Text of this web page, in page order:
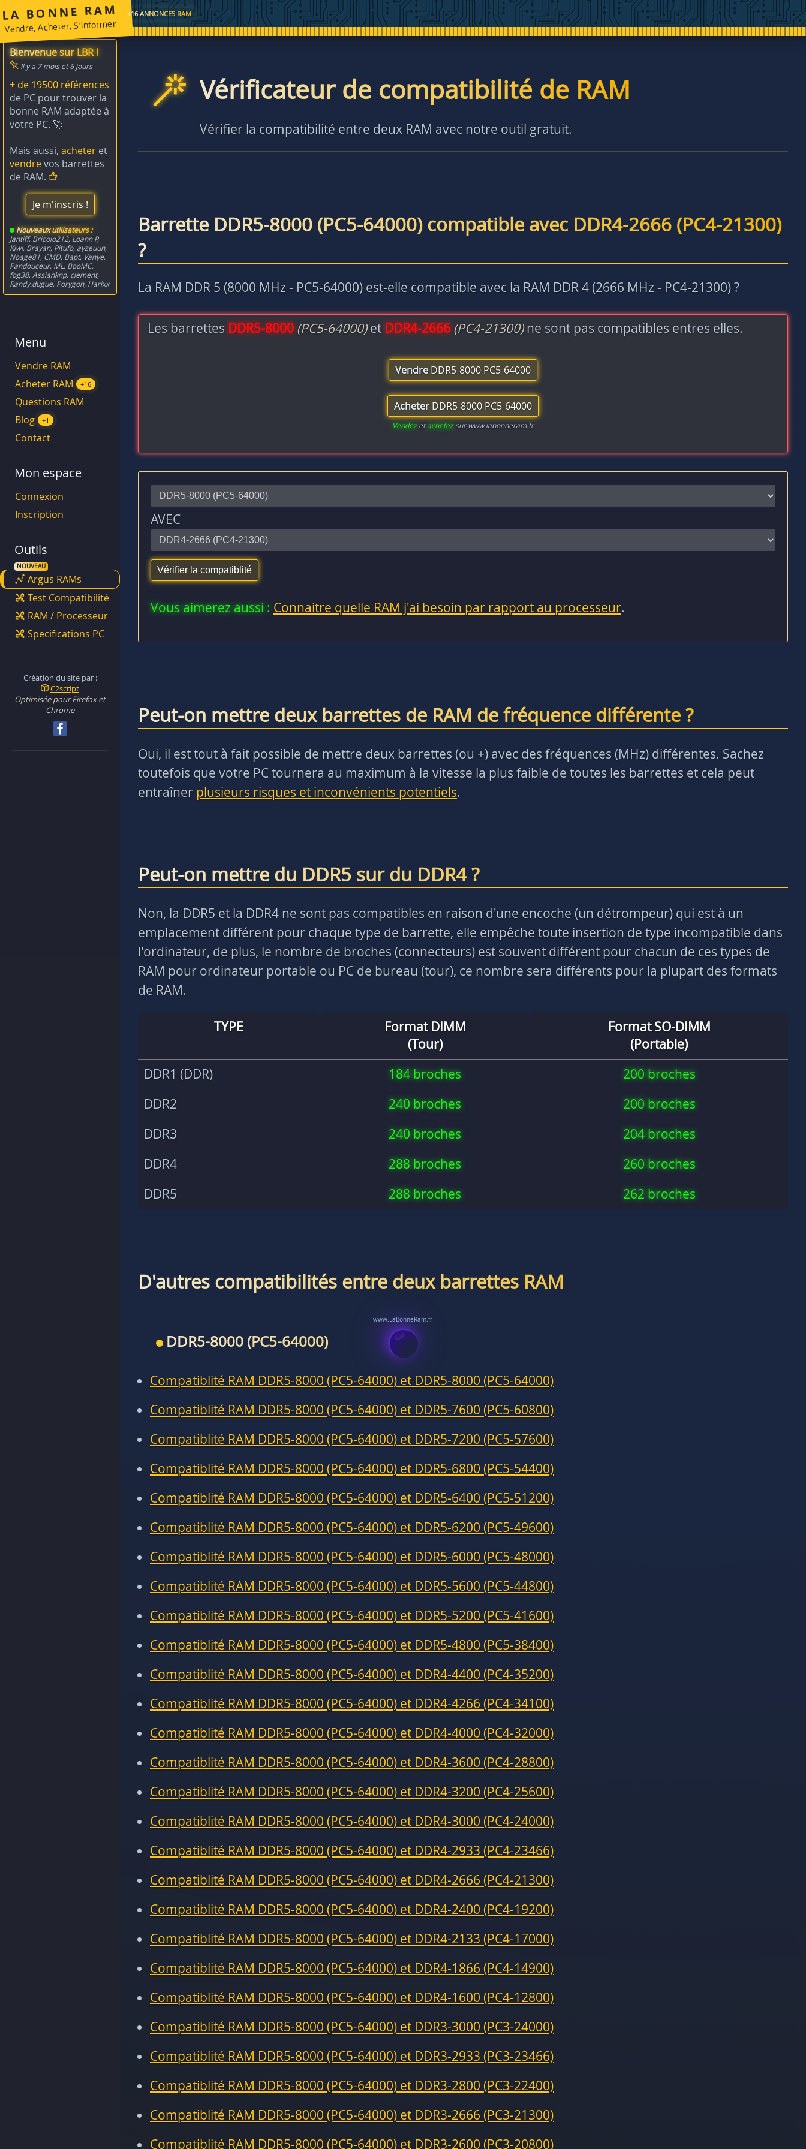
LA BONNE RAM
Vendre, Acheter, S'informer
+16 ANNONCES RAM
Vérificateur de compatibilité de RAM
Vérifier la compatibilité entre deux RAM avec notre outil gratuit.
Barrette DDR5-8000 (PC5-64000) compatible avec DDR4-2666 (PC4-21300)
?
La RAM DDR 5 (8000 MHz - PC5-64000) est-elle compatible avec la RAM DDR 4 (2666 MHz - PC4-21300) ?
Les barrettes DDR5-8000 (PC5-64000)et DDR4-2666 (PC4-21300)ne sont pas compatibles entres elles.
Vendre DDR5-8000 PC5-64000
Acheter DDR5-8000 PC5-64000
Vendezetachetezsur www.labonneram.fr
AVEC
Vous aimerez aussi : Connaitre quelle RAM j'ai besoin par rapport au processeur.
Peut-on mettre deux barrettes de RAM de fréquence différente ?
Oui, il est tout à fait possible de mettre deux barrettes (ou +) avec des fréquences (MHz) différentes. Sachez
toutefois que votre PC tournera au maximum à la vitesse la plus faible de toutes les barrettes et cela peut
entraîner plusieurs risques et inconvénients potentiels.
Peut-on mettre du DDR5 sur du DDR4 ?
Non, la DDR5 et la DDR4 ne sont pas compatibles en raison d'une encoche (un détrompeur) qui est à un
emplacement différent pour chaque type de barrette, elle empêche toute insertion de type incompatible dans
l'ordinateur, de plus, le nombre de broches (connecteurs) est souvent différent pour chacun de ces types de
RAM pour ordinateur portable ou PC de bureau (tour), ce nombre sera différents pour la plupart des formats
de RAM.
TYPE
Format DIMM
(Tour)
Format SO-DIMM
(Portable)
DDR1 (DDR)
184 broches
200 broches
DDR2
240 broches
200 broches
DDR3
240 broches
204 broches
DDR4
288 broches
260 broches
DDR5
288 broches 262 broches
D'autres compatibilités entre deux barrettes RAM
DDR5-8000 (PC5-64000)
Compatiblité RAM DDR5-8000 (PC5-64000) et DDR5-8000 (PC5-64000)
Compatiblité RAM DDR5-8000 (PC5-64000) et DDR5-7600 (PC5-60800)
Compatiblité RAM DDR5-8000 (PC5-64000) et DDR5-7200 (PC5-57600)
Compatiblité RAM DDR5-8000 (PC5-64000) et DDR5-6800 (PC5-54400)
Compatiblité RAM DDR5-8000 (PC5-64000) et DDR5-6400 (PC5-51200)
Compatiblité RAM DDR5-8000 (PC5-64000) et DDR5-6200 (PC5-49600)
Compatiblité RAM DDR5-8000 (PC5-64000) et DDR5-6000 (PC5-48000)
Compatiblité RAM DDR5-8000 (PC5-64000) et DDR5-5600 (PC5-44800)
Compatiblité RAM DDR5-8000 (PC5-64000) et DDR5-5200 (PC5-41600)
Compatiblité RAM DDR5-8000 (PC5-64000) et DDR5-4800 (PC5-38400)
Compatiblité RAM DDR5-8000 (PC5-64000) et DDR4-4400 (PC4-35200)
Compatiblité RAM DDR5-8000 (PC5-64000) et DDR4-4266 (PC4-34100)
Compatiblité RAM DDR5-8000 (PC5-64000) et DDR4-4000 (PC4-32000)
Compatiblité RAM DDR5-8000 (PC5-64000) et DDR4-3600 (PC4-28800)
Compatiblité RAM DDR5-8000 (PC5-64000) et DDR4-3200 (PC4-25600)
Compatiblité RAM DDR5-8000 (PC5-64000) et DDR4-3000 (PC4-24000)
Compatiblité RAM DDR5-8000 (PC5-64000) et DDR4-2933 (PC4-23466)
Compatiblité RAM DDR5-8000 (PC5-64000) et DDR4-2666 (PC4-21300)
Compatiblité RAM DDR5-8000 (PC5-64000) et DDR4-2400 (PC4-19200)
Compatiblité RAM DDR5-8000 (PC5-64000) et DDR4-2133 (PC4-17000)
Compatiblité RAM DDR5-8000 (PC5-64000) et DDR4-1866 (PC4-14900)
Compatiblité RAM DDR5-8000 (PC5-64000) et DDR4-1600 (PC4-12800)
Compatiblité RAM DDR5-8000 (PC5-64000) et DDR3-3000 (PC3-24000)
Compatiblité RAM DDR5-8000 (PC5-64000) et DDR3-2933 (PC3-23466)
Compatiblité RAM DDR5-8000 (PC5-64000) et DDR3-2800 (PC3-22400)
Compatiblité RAM DDR5-8000 (PC5-64000) et DDR3-2666 (PC3-21300)
Compatiblité RAM DDR5-8000 (PC5-64000) et DDR3-2600 (PC3-20800)
Bienvenue sur LBR !
Il y a 7 mois et 6 jours
+ de 19500 références
de PC pour trouver la
bonne RAM adaptée à
votre PC. 🚀
Mais aussi, acheter et
vendrevos barrettes
de RAM.
Je m'inscris !
Nouveaux utilisateurs :
Jantiff, Bricolo212, Loann P,
Kiwi, Brayan, Pitufo, ayzeuun,
Noage81, CMD, Bapt, Vanye,
Pandouceur, ML, BooMC,
fog38, Assianknp, clement,
Randy.dugue, Porygon, Harixx
Menu
Vendre RAM
Acheter RAM
+16
Questions RAM
Blog
+1
Contact
Mon espace
Connexion
Inscription
Outils
Argus RAMs
Test Compatibilité
RAM / Processeur
Specifications PC
Création du site par :
C2script
Optimisée pour Firefox et
Chrome